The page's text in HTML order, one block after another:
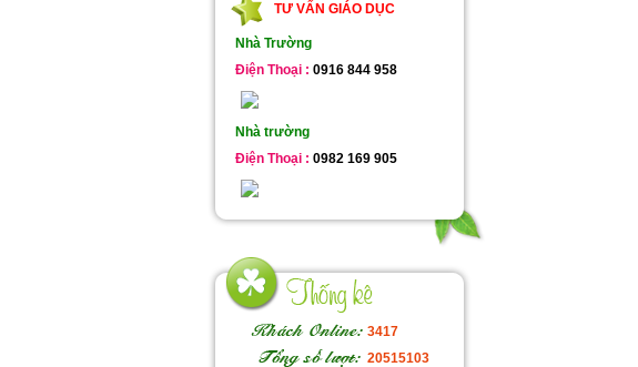
TƯ VẤN GIÁO DỤC
Nhà Trường
Điện Thoại : 0916 844 958
Nhà trường
Điện Thoại : 0982 169 905
3417
20515103